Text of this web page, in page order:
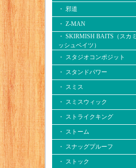
・ 邪道
・ Z-MAN
・ SKIRMISH BAITS（スカミ
ッシュベイツ）
・ スタジオコンポジット
・ スタンドパワー
・ スミス
・ スミスウィック
・ ストライクキング
・ ストーム
・ スナッグプルーフ
・ ストック